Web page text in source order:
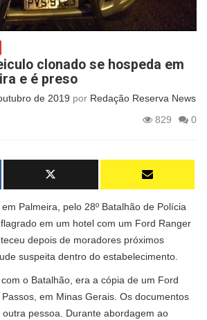
clonado se hospeda em
e é preso
de 2019 por Redação Reserva News
829
0
Palmeira, pelo 28º Batalhão de Polícia
em um hotel com um Ford Ranger
depois de moradores próximos
suspeita dentro do estabelecimento.
o Batalhão, era a cópia de um Ford
em Minas Gerais. Os documentos
pessoa. Durante abordagem ao